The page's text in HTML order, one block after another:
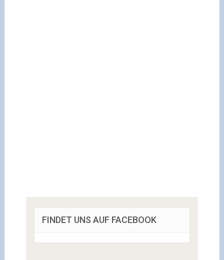
FINDET UNS AUF FACEBOOK